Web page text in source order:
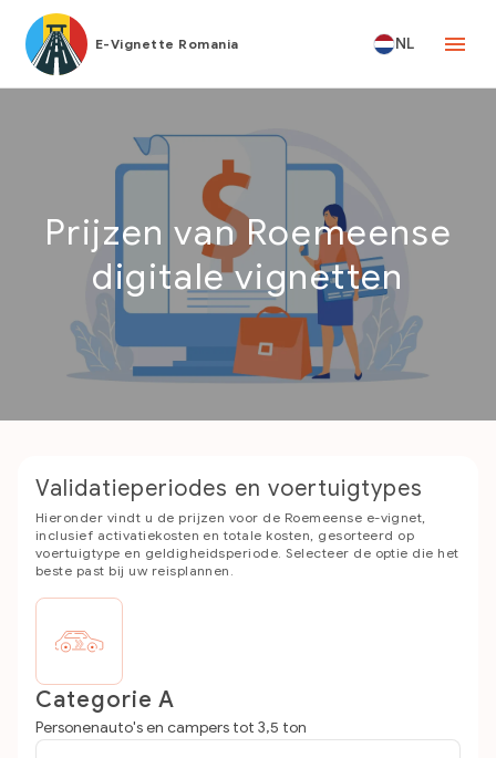
E-Vignette Romania NL
Prijzen van Roemeense
digitale vignetten
Validatieperiodes en voertuigtypes
Hieronder vindt u de prijzen voor de Roemeense e-vignet,
inclusief activatiekosten en totale kosten, gesorteerd op
voertuigtype en geldigheidsperiode. Selecteer de optie die het
beste past bij uw reisplannen.
Categorie A
Personenauto's en campers tot 3,5 ton